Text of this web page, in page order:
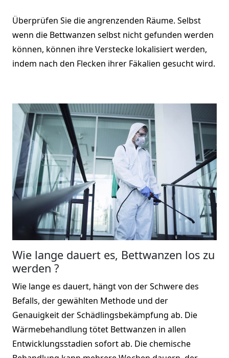
Überprüfen Sie die angrenzenden Räume. Selbst
wenn die Bettwanzen selbst nicht gefunden werden
können, können ihre Verstecke lokalisiert werden,
indem nach den Flecken ihrer Fäkalien gesucht wird.
Wie lange dauert es, Bettwanzen los zu
werden ?
Wie lange es dauert, hängt von der Schwere des
Befalls, der gewählten Methode und der
Genauigkeit der Schädlingsbekämpfung ab. Die
Wärmebehandlung tötet Bettwanzen in allen
Entwicklungsstadien sofort ab. Die chemische